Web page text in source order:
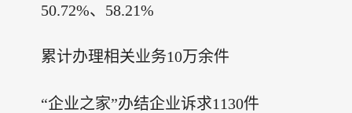
50.72%、58.21%
累计办理相关业务10万余件
“企业之家”办结企业诉求1130件